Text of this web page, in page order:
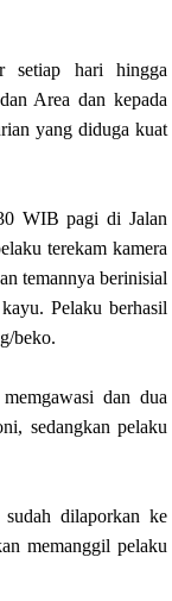
setiap hari hingga
Area dan kepada
yang diduga kuat
WIB pagi di Jalan
terekam kamera
temannya berinisial
Pelaku berhasil
beko.
dan dua
sedangkan pelaku
dilaporkan ke
memanggil pelaku